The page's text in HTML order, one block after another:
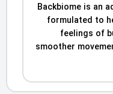
Backbiome is an
formulated to
feelings of
smoother